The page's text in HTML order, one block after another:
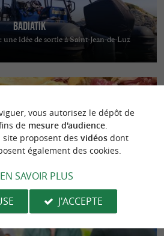
Badiatik
idée de sortie à Saint-Jean-de-Luz
Itsaspe Zumaia
vous autorisez le dépôt de
de mesure d'audience.
proposent des vidéosdont
également des cookies.
EN SAVOIR PLUS
J'ACCEPTE